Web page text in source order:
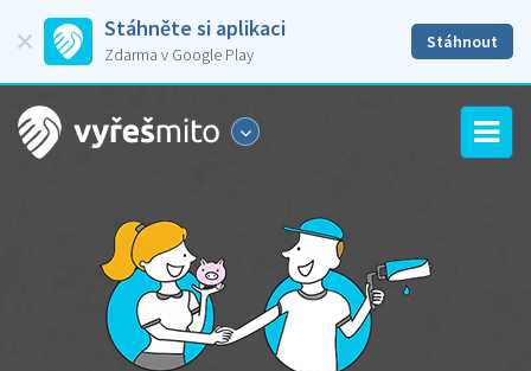
Stáhněte si aplikaci
Zdarma v Google Play
Stáhnout